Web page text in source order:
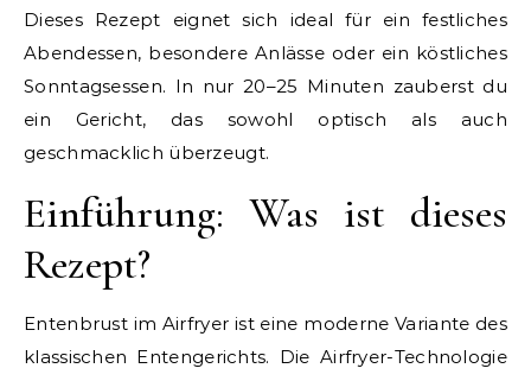
Dieses Rezept eignet sich ideal für ein festliches
Abendessen, besondere Anlässe oder ein köstliches
Sonntagsessen. In nur 20–25 Minuten zauberst du
ein Gericht, das sowohl optisch als auch
geschmacklich überzeugt.
Einführung: Was ist dieses
Rezept?
Entenbrust im Airfryer ist eine moderne Variante des
klassischen Entengerichts. Die Airfryer-Technologie